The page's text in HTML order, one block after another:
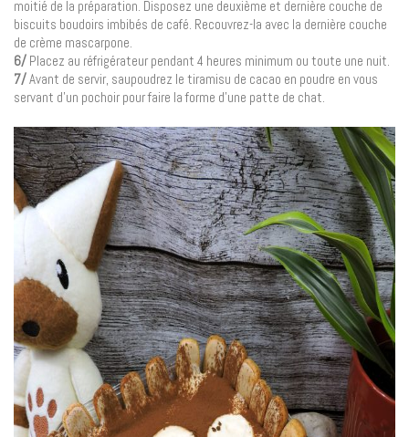
moitié de la préparation. Disposez une deuxième et dernière couche de
biscuits boudoirs imbibés de café. Recouvrez-la avec la dernière couche
de crème mascarpone.
6/ Placez au réfrigérateur pendant 4 heures minimum ou toute une nuit.
7/Avant de servir, saupoudrez le tiramisu de cacao en poudre en vous
servant d’un pochoir pour faire la forme d’une patte de chat.